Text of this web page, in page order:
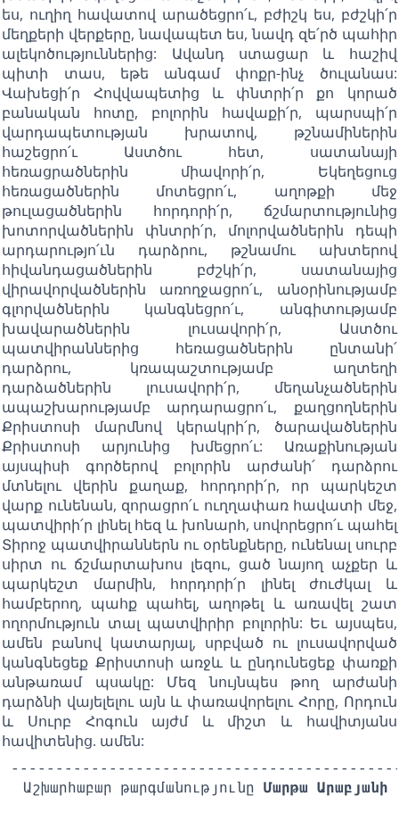
ես, ուղիղ հավատով արածեցրո՛ւ, բժիշկ ես, բժշկի՛ր
մեղքերի վերքերը, նավապետ ես, նավդ զե՛րծ պահիր
ալեկոծություններից: Ավանդ ստացար և հաշիվ
պիտի տաս, եթե անգամ փոքր-ինչ ծուլանաս:
Վախեցի՛ր Հովվապետից և փնտրի՛ր քո կորած
բանական հոտը, բոլորին հավաքի՛ր, պարսպի՛ր
վարդապետության խրատով, թշնամիներին
հաշեցրո՛ւ Աստծու հետ, սատանայի
հեռացրածներին միավորի՛ր, Եկեղեցուց
հեռացածներին մոտեցրո՛ւ, աղոթքի մեջ
թուլացածներին հորդորի՛ր, ճշմարտությունից
խոտորվածներին փնտրի՛ր, մոլորվածներին դեպի
արդարությո՛ւն դարձրու, թշնամու ախտերով
հիվանդացածներին բժշկի՛ր, սատանայից
վիրավորվածներին առողջացրո՛ւ, անօրինությամբ
գլորվածներին կանգնեցրո՛ւ, անգիտությամբ
խավարածներին լուսավորի՛ր, Աստծու
պատվիրաններից հեռացածներին ընտանի՛
դարձրու, կռապաշտությամբ աղտեղի
դարձածներին լուսավորի՛ր, մեղանչածներին
ապաշխարությամբ արդարացրո՛ւ, քաղցողներին
Քրիստոսի մարմնով կերակրի՛ր, ծարավածներին
Քրիստոսի արյունից խմեցրո՛ւ: Առաքինության
այսպիսի գործերով բոլորին արժանի՛ դարձրու
մտնելու վերին քաղաք, հորդորի՛ր, որ պարկեշտ
վարք ունենան, զորացրո՛ւ ուղղափառ հավատի մեջ,
պատվիրի՛ր լինել հեզ և խոնարհ, սովորեցրո՛ւ պահել
Տիրոջ պատվիրաններն ու օրենքները, ունենալ սուրբ
սիրտ ու ճշմարտախոս լեզու, ցած նայող աչքեր և
պարկեշտ մարմին, հորդորի՛ր լինել ժուժկալ և
համբերող, պահք պահել, աղոթել և առավել շատ
ողորմություն տալ պատվիրիր բոլորին: Եւ այսպես,
ամեն բանով կատարյալ, սրբված ու լուսավորված
կանգնեցեք Քրիստոսի առջև և ընդունեցեք փառքի
անթառամ պսակը: Մեզ նույնպես թող արժանի
դարձնի վայելելու այն և փառավորելու Հորը, Որդուն
և Սուրբ Հոգուն այժմ և միշտ և հավիտյանս
հավիտենից. ամեն:
Աշխարհաբար թարգմանությունը Մարթա Արաբյանի